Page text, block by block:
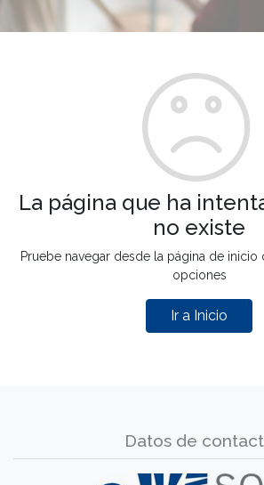
La página que ha
no existe
Pruebe navegar desde la página de
opciones
Ir a Inicio
Datos de